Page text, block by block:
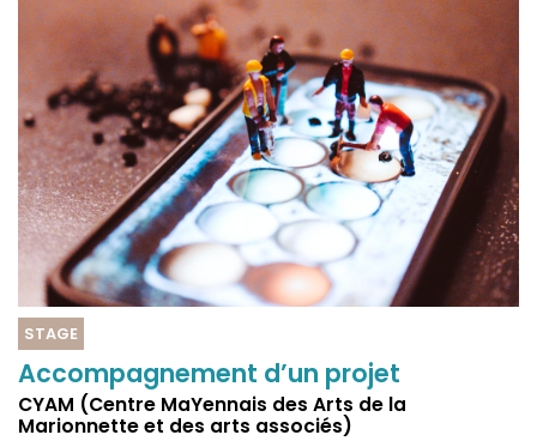
Sur le fond
(Fonctionnement, gouvernance, groupes de travail,
Sur le terrain
(Portraits, actions, collaborations)
Sur l’étagère
(Documents, études, publications)
STAGE
Accompagnement d’un projet
CYAM (Centre MaYennais des Arts de la
Marionnette et des arts associés)